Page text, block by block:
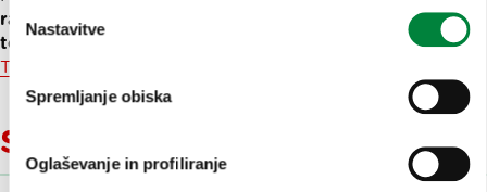
Nastavitve
Spremljanje obiska
Oglaševanje in profiliranje
razcveta kakovostnega kavopivstva v Ljubljani, več o
tem
spletnem mestu
Turizma Ljubljana Gourmet Ljubljana
Sorodne vsebine